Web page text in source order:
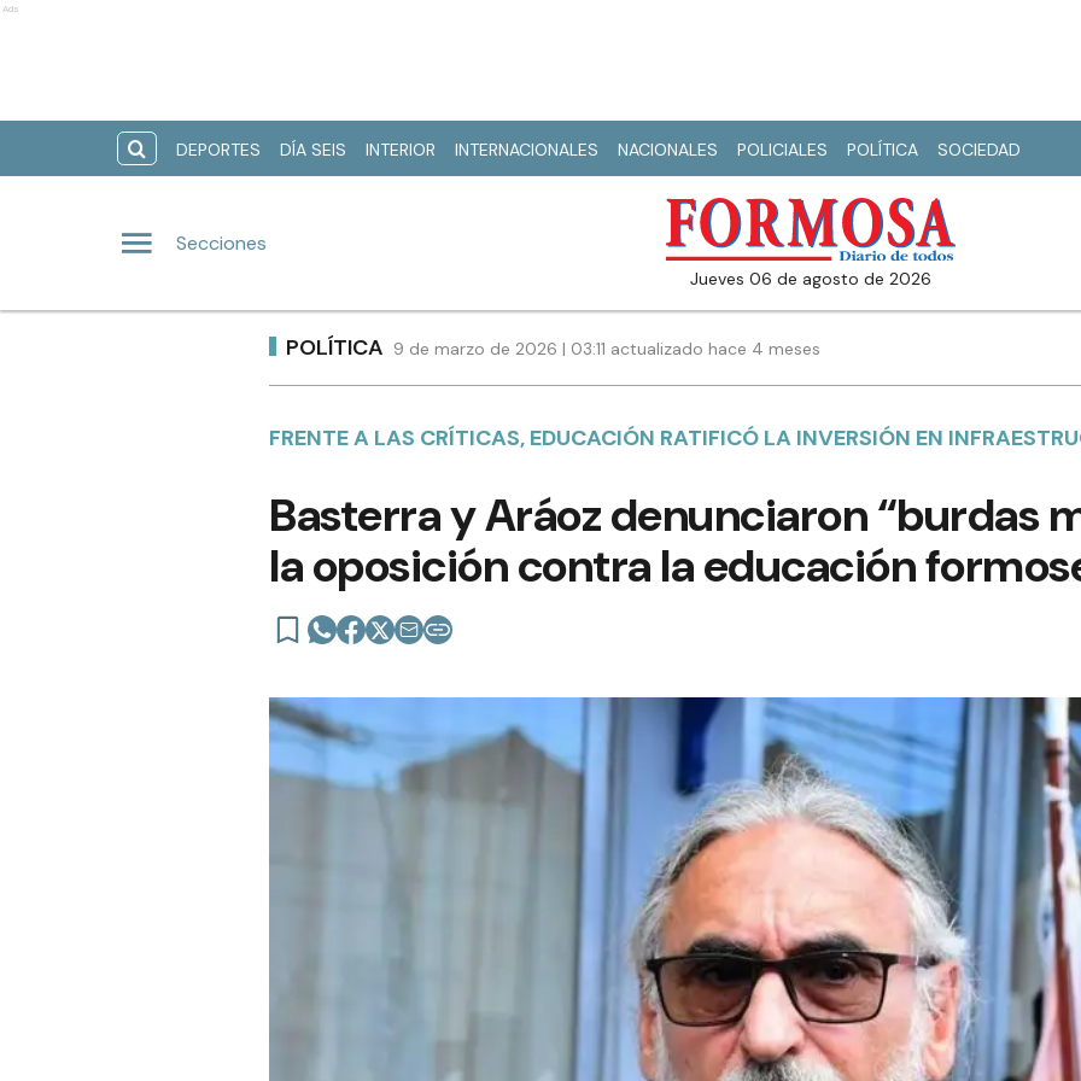
Ads
DEPORTES DÍA SEIS INTERIOR INTERNACIONALES NACIONALES POLICIALES POLÍTICA SOCIEDAD
Secciones
jueves 06 de agosto de 2026
POLÍTICA 9 de marzo de 2026 | 03:11 actualizado hace 4 meses
FRENTE A LAS CRÍTICAS, EDUCACIÓN RATIFICÓ LA INVERSIÓN EN
Basterra y Aráoz denunciaron “burdas
la oposición contra la educación